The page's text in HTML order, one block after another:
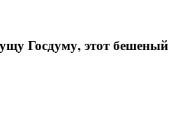
Госдуму, этот бешеный